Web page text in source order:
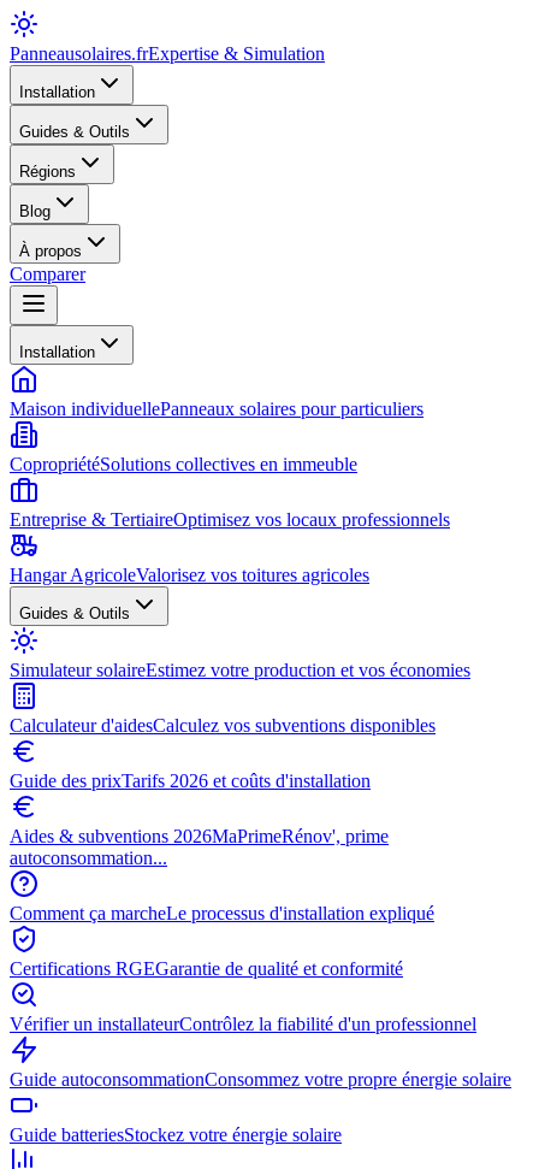
Panneausolaires.frExpertise & Simulation
Installation
Guides & Outils
Régions
Blog
À propos
Comparer
Installation
Maison individuellePanneaux solaires pour particuliers
CopropriétéSolutions collectives en immeuble
Entreprise & TertiaireOptimisez vos locaux professionnels
Hangar AgricoleValorisez vos toitures agricoles
Guides & Outils
Simulateur solaireEstimez votre production et vos économies
Calculateur d'aidesCalculez vos subventions disponibles
Guide des prixTarifs 2026 et coûts d'installation
Aides & subventions 2026MaPrimeRénov', prime
autoconsommation...
Comment ça marcheLe processus d'installation expliqué
Certifications RGEGarantie de qualité et conformité
Vérifier un installateurContrôlez la fiabilité d'un professionnel
Guide autoconsommationConsommez votre propre énergie solaire
Guide batteriesStockez votre énergie solaire